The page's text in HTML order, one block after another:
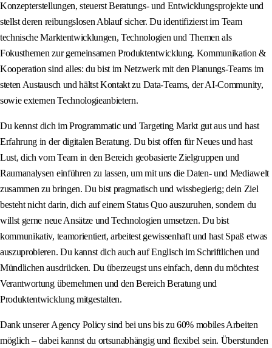
Konzepterstellungen, steuerst Beratungs- und Entwicklungsprojekte und
stellst deren reibungslosen Ablauf sicher. Du identifizierst im Team
technische Marktentwicklungen, Technologien und Themen als
Fokusthemen zur gemeinsamen Produktentwicklung. Kommunikation &
Kooperation sind alles: du bist im Netzwerk mit den Planungs-Teams im
steten Austausch und hältst Kontakt zu Data-Teams, der AI-Community,
sowie externen Technologieanbietern.
Du kennst dich im Programmatic und Targeting Markt gut aus und hast
Erfahrung in der digitalen Beratung. Du bist offen für Neues und hast
Lust, dich vom Team in den Bereich geobasierte Zielgruppen und
Raumanalysen einführen zu lassen, um mit uns die Daten- und Mediawelt
zusammen zu bringen. Du bist pragmatisch und wissbegierig; dein Ziel
besteht nicht darin, dich auf einem Status Quo auszuruhen, sondern du
willst gerne neue Ansätze und Technologien umsetzen. Du bist
kommunikativ, teamorientiert, arbeitest gewissenhaft und hast Spaß etwas
auszuprobieren. Du kannst dich auch auf Englisch im Schriftlichen und
Mündlichen ausdrücken. Du überzeugst uns einfach, denn du möchtest
Verantwortung übernehmen und den Bereich Beratung und
Produktentwicklung mitgestalten.
Dank unserer Agency Policy sind bei uns bis zu 60% mobiles Arbeiten
möglich – dabei kannst du ortsunabhängig und flexibel sein. Überstunden